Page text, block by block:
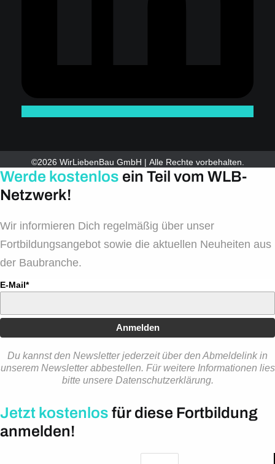
©2026 WirLiebenBau GmbH | Alle Rechte vorbehalten.
Werde kostenlos ein Teil vom WLB-
Netzwerk!
Wir informieren Dich regelmäßig über unser
Fortbildungsangebot sowie die aktuellen Neuheiten aus
der Baubranche.
E-Mail*
Anmelden
Du kannst den Newsletter jederzeit über den Abmeldelink in
unserem Newsletter abbestellen. Für weitere Informationen lies
bitte unsere Datenschutzerklärung.
Jetzt kostenlos für diese Fortbildung
anmelden!